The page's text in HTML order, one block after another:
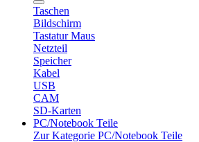
Taschen
Bildschirm
Tastatur Maus
Netzteil
Speicher
Kabel
USB
CAM
SD-Karten
PC/Notebook Teile
Zur Kategorie PC/Notebook Teile